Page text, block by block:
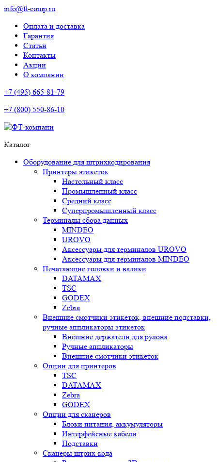
info@ft-comp.ru
Оплата и доставка
Гарантия
Статьи
Контакты
Акции
О компании
+7 (495) 665-81-79
+7 (800) 550-86-10
Каталог
Оборудование для штрихкодирования
Принтеры этикеток
Настольный класс
Промышленный класс
Средний класс
Суперпромышленный класс
Терминалы сбора данных
MINDEO
UROVO
Аксессуары для терминалов UROVO
Аксессуары для терминалов MINDEO
Печатающие головки и валики
DATAMAX
TSC
GODEX
Zebra
Внешние смотчики этикеток, внешние подставки,
ручные аппликаторы этикеток
Внешние держатели для рулона
Ручные аппликаторы
Внешние смотчики этикеток
Опции для принтеров
TSC
DATAMAX
Zebra
GODEX
Опции для сканеров
Блоки питания, аккумуляторы
Интерфейсные кабели
Подставки
Сканеры штрих-кода